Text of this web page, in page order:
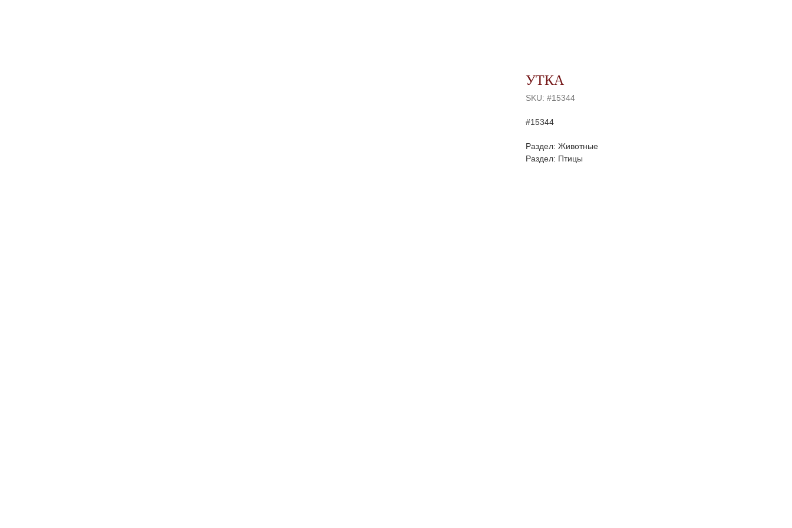
УТКА
SKU: #15344
#15344
Раздел: Животные
Раздел: Птицы